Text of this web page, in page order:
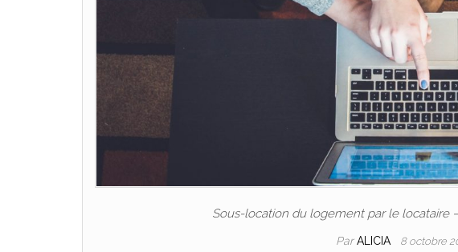
Sous-location du logement par le locataire
ParALICIA 8 octobre